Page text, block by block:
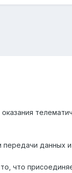
данных и
что